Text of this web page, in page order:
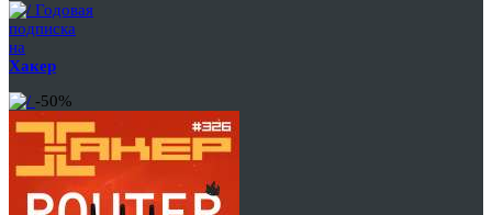
Годовая
подписка
на
Хакер
-50%